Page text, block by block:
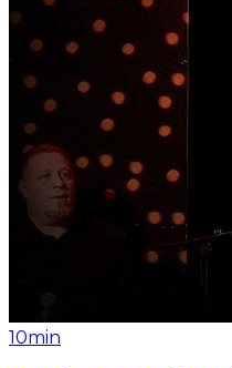
10min